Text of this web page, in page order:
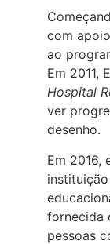
com
ao
Em 2011,
Hospital
ver
desenho.
Em 2016,
fornecida
pessoas